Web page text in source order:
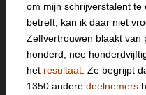
om mijn schrijverstalent
betreft, kan ik daar niet
Zelfvertrouwen blaakt van
honderd, nee
het resultaat . Ze begrijpt
1350 andere deelnemers